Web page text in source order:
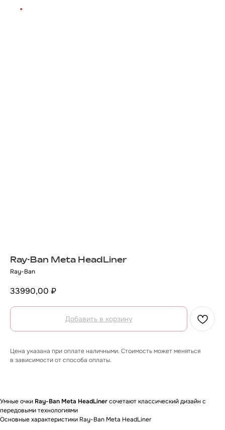
Ray-Ban Meta HeadLiner
Ray-Ban
33990,00 ₽
Добавить в корзину
Цена указана при оплате наличными. Стоимость может меняться
в зависимости от способа оплаты.
Умные очки Ray-Ban Meta HeadLinerсочетают классический дизайн с
передовыми технологиями
Основные характеристики Ray-Ban Meta HeadLiner